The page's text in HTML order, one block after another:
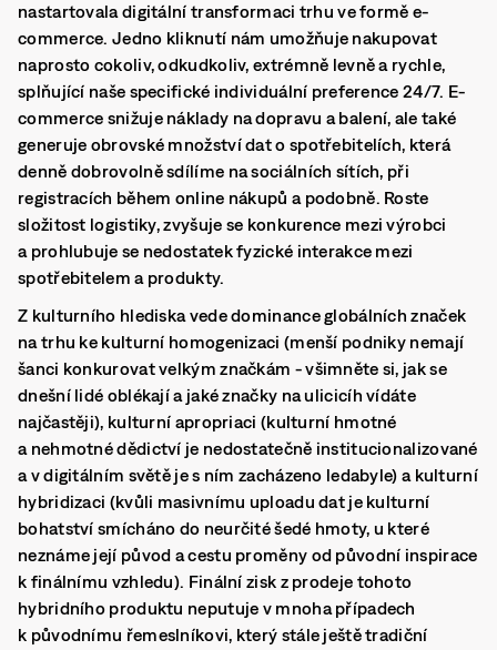
nastartovala digitální transformaci trhu ve formě e-
commerce. Jedno kliknutí nám umožňuje nakupovat
naprosto cokoliv, odkudkoliv, extrémně levně a rychle,
splňující naše specifické individuální preference 24/7. E-
commerce snižuje náklady na dopravu a balení, ale také
generuje obrovské množství dat o spotřebitelích, která
denně dobrovolně sdílíme na sociálních sítích, při
registracích během online nákupů a podobně. Roste
složitost logistiky, zvyšuje se konkurence mezi výrobci
a prohlubuje se nedostatek fyzické interakce mezi
spotřebitelem a produkty.
Z kulturního hlediska vede dominance globálních značek
na trhu ke kulturní homogenizaci (menší podniky nemají
šanci konkurovat velkým značkám - všimněte si, jak se
dnešní lidé oblékají a jaké značky na ulicicíh vídáte
najčastěji), kulturní apropriaci (kulturní hmotné
a nehmotné dědictví je nedostatečně institucionalizované
a v digitálním světě je s ním zacházeno ledabyle) a kulturní
hybridizaci (kvůli masivnímu uploadu dat je kulturní
bohatství smícháno do neurčité šedé hmoty, u které
neznáme její původ a cestu proměny od původní inspirace
k finálnímu vzhledu). Finální zisk z prodeje tohoto
hybridního produktu neputuje v mnoha případech
k původnímu řemeslníkovi, který stále ještě tradiční